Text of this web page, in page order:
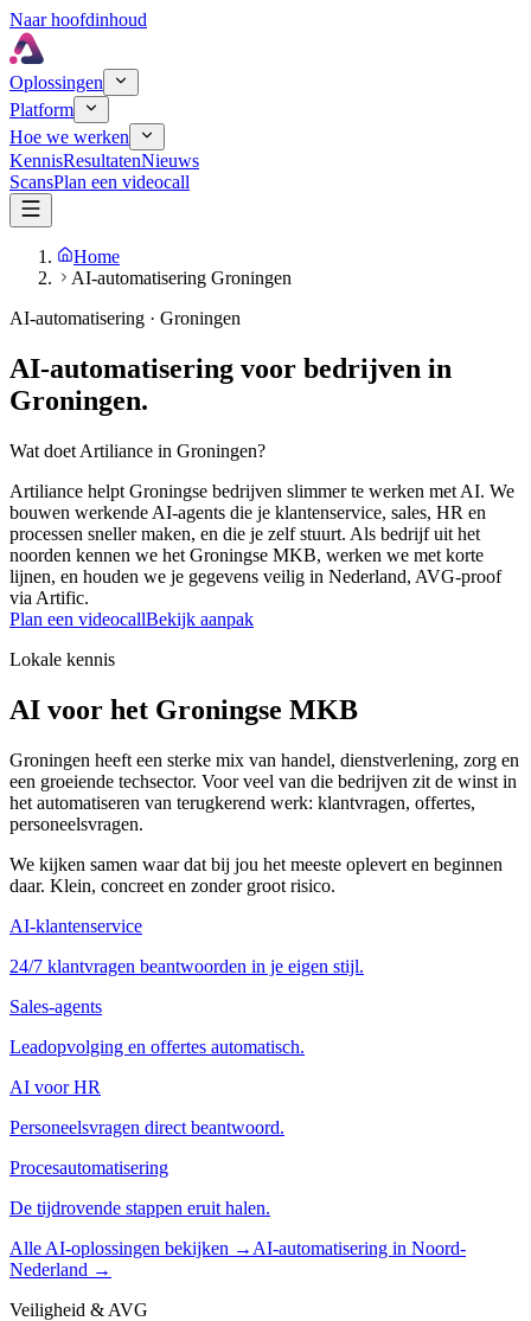
Naar hoofdinhoud
Oplossingen
Platform
Hoe we werken
KennisResultatenNieuws
ScansPlan een videocall
Home
AI-automatisering Groningen
AI-automatisering · Groningen
AI-automatisering voor bedrijven in
Groningen.
Wat doet Artiliance in Groningen?
Artiliance helpt Groningse bedrijven slimmer te werken met AI. We
bouwen werkende AI-agents die je klantenservice, sales, HR en
processen sneller maken, en die je zelf stuurt. Als bedrijf uit het
noorden kennen we het Groningse MKB, werken we met korte
lijnen, en houden we je gegevens veilig in Nederland, AVG-proof
via Artific.
Plan een videocallBekijk aanpak
Lokale kennis
AI voor het Groningse MKB
Groningen heeft een sterke mix van handel, dienstverlening, zorg en
een groeiende techsector. Voor veel van die bedrijven zit de winst in
het automatiseren van terugkerend werk: klantvragen, offertes,
personeelsvragen.
We kijken samen waar dat bij jou het meeste oplevert en beginnen
daar. Klein, concreet en zonder groot risico.
AI-klantenservice
24/7 klantvragen beantwoorden in je eigen stijl.
Sales-agents
Leadopvolging en offertes automatisch.
AI voor HR
Personeelsvragen direct beantwoord.
Procesautomatisering
De tijdrovende stappen eruit halen.
Alle AI-oplossingen bekijken → AI-automatisering in Noord-
Nederland →
Veiligheid & AVG